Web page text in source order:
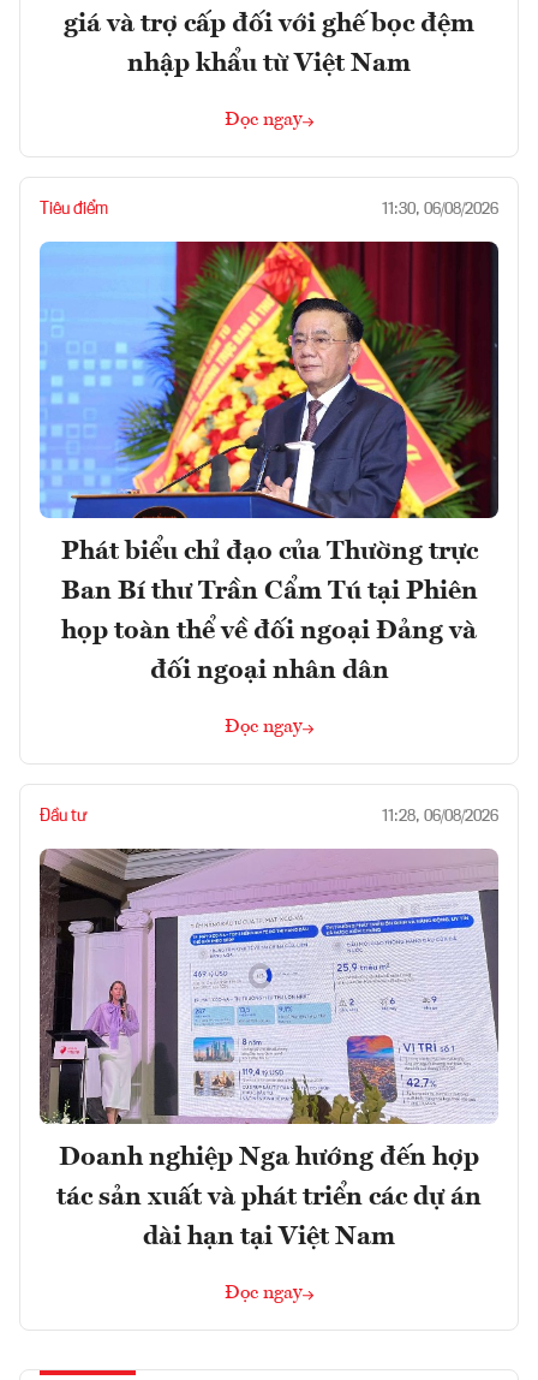
giá và trợ cấp đối với ghế bọc đệm
nhập khẩu từ Việt Nam
Đọc ngay
Tiêu điểm 11:30, 06/08/2026
Phát biểu chỉ đạo của Thường trực
Ban Bí thư Trần Cẩm Tú tại Phiên
họp toàn thể về đối ngoại Đảng và
đối ngoại nhân dân
Đọc ngay
Đầu tư 11:28, 06/08/2026
Doanh nghiệp Nga hướng đến hợp
tác sản xuất và phát triển các dự án
dài hạn tại Việt Nam
Đọc ngay